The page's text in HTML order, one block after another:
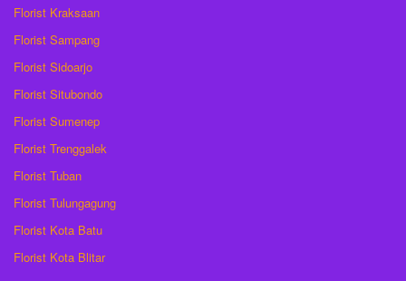
Florist Kraksaan
Florist Sampang
Florist Sidoarjo
Florist Situbondo
Florist Sumenep
Florist Trenggalek
Florist Tuban
Florist Tulungagung
Florist Kota Batu
Florist Kota Blitar